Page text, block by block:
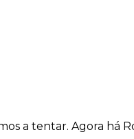
a tentar. Agora há